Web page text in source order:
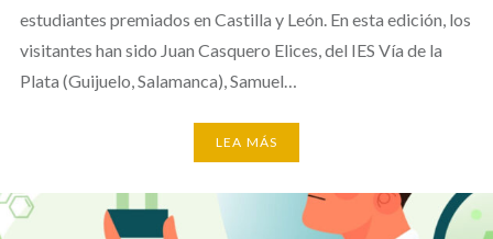
estudiantes premiados en Castilla y León. En esta edición, los
visitantes han sido Juan Casquero Elices, del IES Vía de la
Plata (Guijuelo, Salamanca), Samuel…
LEA MÁS